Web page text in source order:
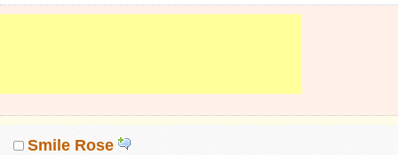
Smile Rose